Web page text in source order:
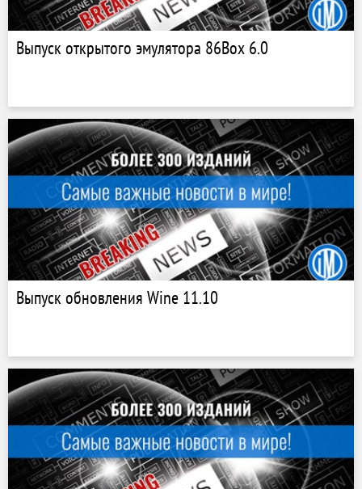
Выпуск открытого эмулятора 86Box 6.0
Выпуск обновления Wine 11.10